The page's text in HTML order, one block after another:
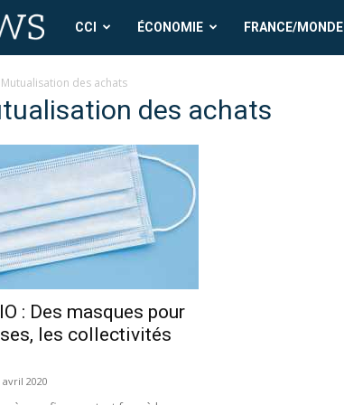
CCI
News
CCI ÉCONOMIE FRANCE/MONDE
Mutualisation des achats
des achats
: Des masques pour
les collectivités
avril 2020